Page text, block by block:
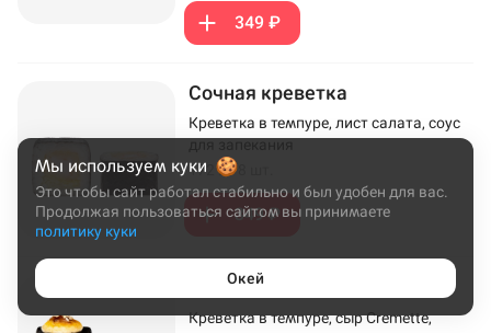
349 ₽
Сочная креветка
Креветка в темпуре, лист салата, соус
172 г ·
349 ₽
Эби Хот
Креветка в темпуре, сыр Cremette,
Мы используем куки
Это чтобы сайт работал стабильно и был удобен для вас.
Продолжая пользоваться сайтом вы принимаете
политику куки
Окей